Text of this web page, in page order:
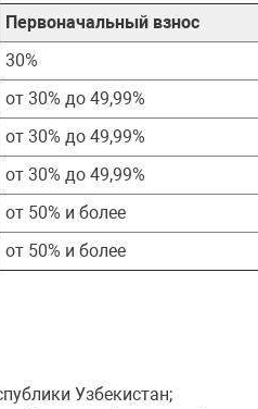
Первоначальный взнос
30%
от 30% до 49,99%
от 30% до 49,99%
от 30% до 49,99%
от 50% и более
от 50% и более
Узбекистан;